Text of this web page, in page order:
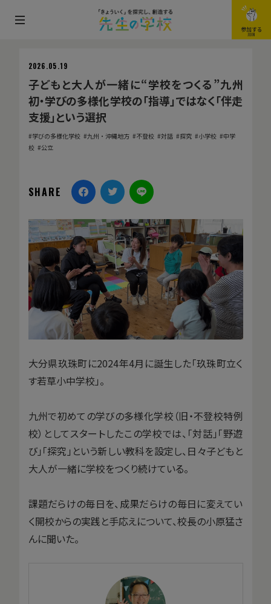
メ
参加する
JOIN
2026.05.19
子どもと大人が一緒に“学校をつくる”九州
初・学びの多様化学校の「指導」ではなく「伴走
支援」という選択
学びの多様化学校 九州・沖縄地方 不登校 対話 探究 小学校
中学
校
公立
SHARE
大分県玖珠町に2024年4月に誕生した「玖珠町立く
す若草小中学校」。
九州で初めての学びの多様化学校（旧・不登校特例
校）としてスタートしたこの学校では、「対話」「野遊
び」「探究」という新しい教科を設定し、日々子どもと
大人が一緒に学校をつくり続けている。
課題だらけの毎日を、成果だらけの毎日に変えてい
く開校からの実践と手応えについて、校長の小原猛さ
んに聞いた。